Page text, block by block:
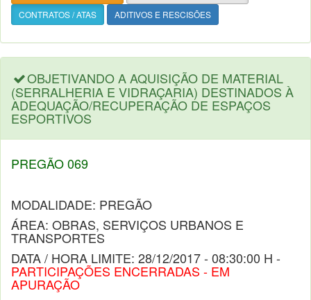
CONTRATOS / ATAS
ADITIVOS E RESCISÕES
OBJETIVANDO A AQUISIÇÃO DE MATERIAL
(SERRALHERIA E VIDRAÇARIA) DESTINADOS À
ADEQUAÇÃO/RECUPERAÇÃO DE ESPAÇOS
ESPORTIVOS
PREGÃO 069
MODALIDADE: PREGÃO
ÁREA: OBRAS, SERVIÇOS URBANOS E
TRANSPORTES
DATA / HORA LIMITE: 28/12/2017 - 08:30:00 H -
PARTICIPAÇÕES ENCERRADAS - EM
APURAÇÃO